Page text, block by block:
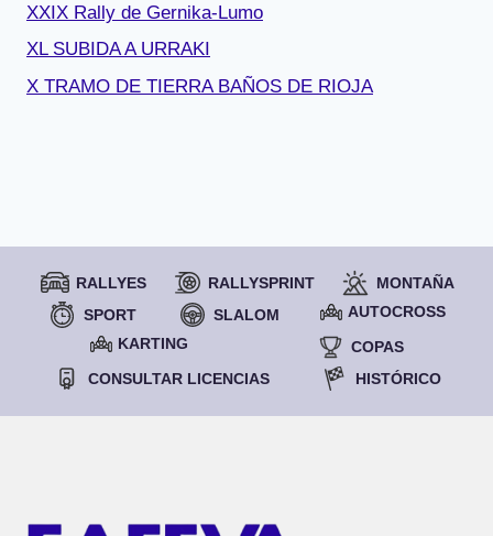
XXIX Rally de Gernika-Lumo
XL SUBIDA A URRAKI
X TRAMO DE TIERRA BAÑOS DE RIOJA
RALLYES RALLYSPRINT
MONTAÑA
SPORT
SLALOM
AUTOCROSS
KARTING
COPAS
CONSULTAR LICENCIAS
HISTÓRICO